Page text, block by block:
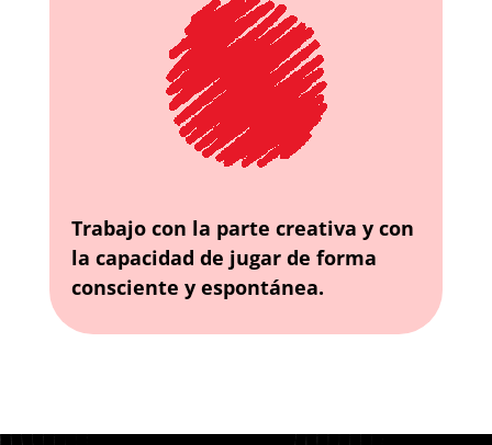
Trabajo con la parte creativa y con
la capacidad de jugar de forma
consciente y espontánea.